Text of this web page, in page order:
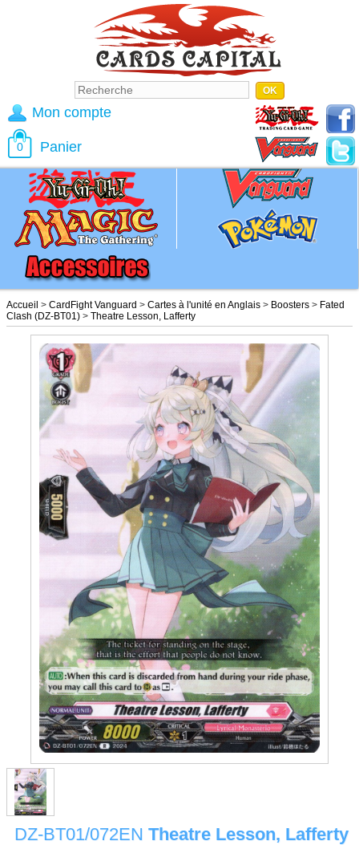
Accueil > CardFight Vanguard > Cartes à l'unité en Anglais > Boosters > Fated
Clash (DZ-BT01) > Theatre Lesson, Lafferty
DZ-BT01/072EN Theatre Lesson, Lafferty
Mon compte
0 Panier